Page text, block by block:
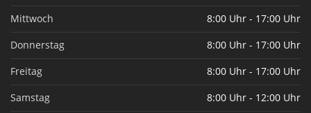
Mittwoch
8:00 Uhr - 17:00 Uhr
Donnerstag
8:00 Uhr - 17:00 Uhr
Freitag
8:00 Uhr - 17:00 Uhr
Samstag
8:00 Uhr - 12:00 Uhr